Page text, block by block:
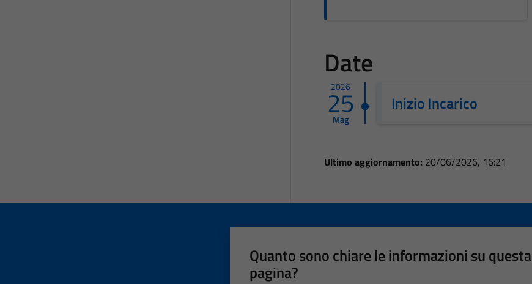
Date
2026
25
Mag
Inizio Incarico
Ultimo aggiornamento: 20/06/2026, 16:21
Quanto sono chiare le informazioni su questa
pagina?